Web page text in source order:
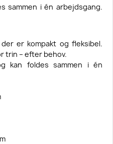
sammen i én arbejdsgang.
er kompakt og fleksibel.
trin – efter behov.
kan foldes sammen i én